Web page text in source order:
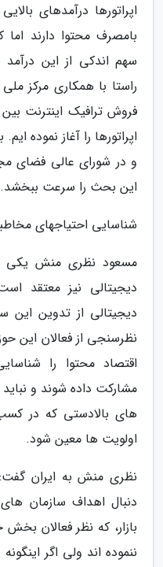
اپراتورها درآمدهای
بامصرف محتوا دارند
سهم اندکی از این
راستا با همکاری مرکز
فروش ترافیک اینترنت بین
اپراتورها را آغاز نموده
و در شورای عالی فضای
این بحث را سرعت ببخشد.
شناسایی احتیاجهای
مسعود نظری منش یکی
دیجیتالی نیز معتقد
دیجیتالی از تدوین این
نظرسنجی از فعالان این
اقتصاد محتوا را
مشارکت داده شوند و
های بالادستی که در
اولویت ها معین شود.
نظری منش به ایران
دنبال اهداف سازمان
بازار، که نظر فعالان
ننموده اند ولی اگر